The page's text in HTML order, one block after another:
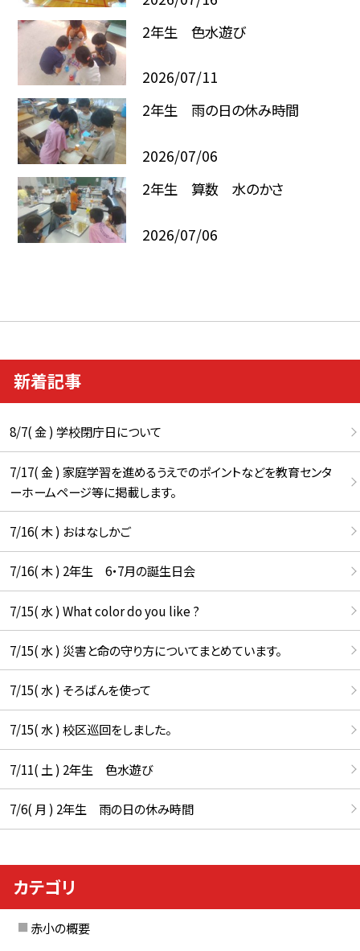
2年生 色水遊び
2026/07/11
2年生 雨の日の休み時間
2026/07/06
2年生 算数 水のかさ
2026/07/06
新着記事
8/7( 金 ) 学校閉庁日について
7/17( 金 ) 家庭学習を進めるうえでのポイントなどを教育センタ
ーホームページ等に掲載します。
7/16( 木 ) おはなしかご
7/16( 木 ) 2年生 6・7月の誕生日会
7/15( 水 ) What color do you like ?
7/15( 水 ) 災害と命の守り方についてまとめています。
7/15( 水 ) そろばんを使って
7/15( 水 ) 校区巡回をしました。
7/11( 土 ) 2年生 色水遊び
7/6( 月 ) 2年生 雨の日の休み時間
カテゴリ
赤小の概要